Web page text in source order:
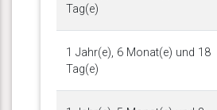
Tag(e)
1 Jahr(e), 6 Monat(e) und 18
Tag(e)